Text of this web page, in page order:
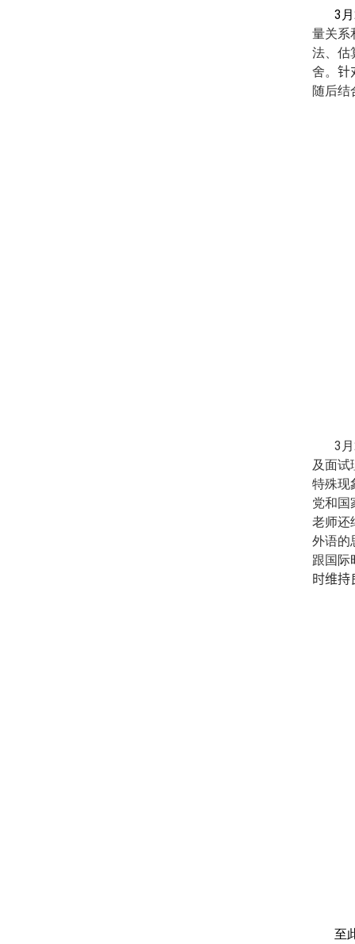
3 月
量关系
法、估
舍。 针
随后结
3 月
及面试
特殊现
党和国
老师还
外语的
跟国际
时维持
至